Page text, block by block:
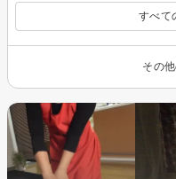
すべて
その